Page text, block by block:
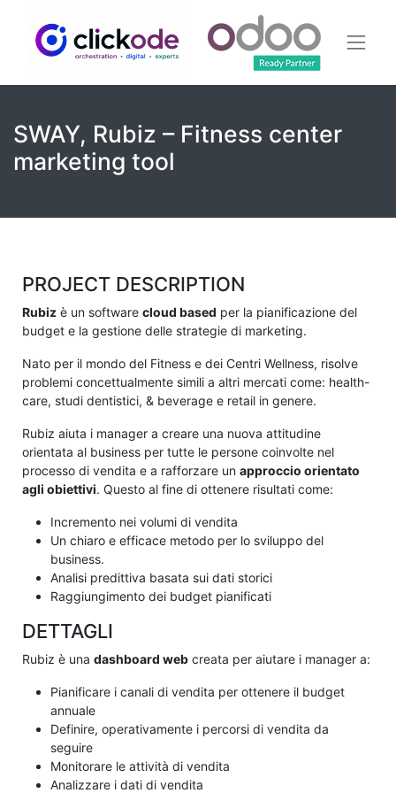
SWAY, Rubiz – Fitness center
marketing tool
PROJECT DESCRIPTION
Rubiz è un software cloud based per la pianificazione del
budget e la gestione delle strategie di marketing.
Nato per il mondo del Fitness e dei Centri Wellness, risolve
problemi concettualmente simili a altri mercati come: health-
care, studi dentistici, & beverage e retail in genere.
Rubiz aiuta i manager a creare una nuova attitudine
orientata al business per tutte le persone coinvolte nel
processo di vendita e a rafforzare un approccio orientato
agli obiettivi. Questo al fine di ottenere risultati come:
Incremento nei volumi di vendita
Un chiaro e efficace metodo per lo sviluppo del
business.
Analisi predittiva basata sui dati storici
Raggiungimento dei budget pianificati
DETTAGLI
Rubiz è una dashboard web creata per aiutare i manager a:
Pianificare i canali di vendita per ottenere il budget
annuale
Definire, operativamente i percorsi di vendita da
seguire
Monitorare le attività di vendita
Analizzare i dati di vendita